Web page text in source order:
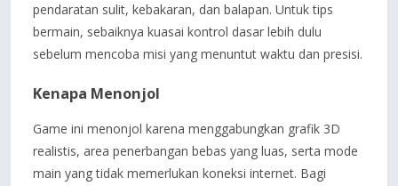
pendaratan sulit, kebakaran, dan balapan. Untuk tips
bermain, sebaiknya kuasai kontrol dasar lebih dulu
sebelum mencoba misi yang menuntut waktu dan presisi.
Kenapa Menonjol
Game ini menonjol karena menggabungkan grafik 3D
realistis, area penerbangan bebas yang luas, serta mode
main yang tidak memerlukan koneksi internet. Bagi